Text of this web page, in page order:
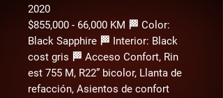
2020
$855,000 - 66,000 KM 🏁 Color:
Black Sapphire 🏁 Interior: Black
cost gris 🏁 Acceso Confort, Rin
est 755 M, R22” bicolor, Llanta de
refacción, Asientos de confort